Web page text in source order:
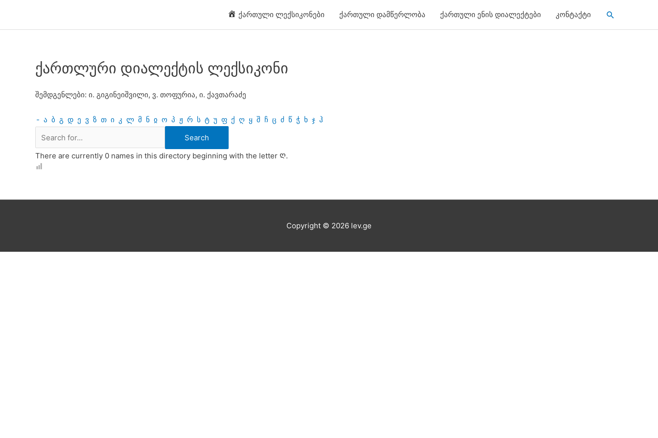
content
ქართული ლექსიკონები ქართული დამწერლობა ქართული ენის დიალექტები კონტაქტი Search
ქართლური დიალექტის ლექსიკონი
შემდგენლები: ი. გიგინეიშვილი, ვ. თოფურია, ი. ქავთარაძე
- ა ბ გ დ ე ვ ზ თ ი კ ლ მ ნ ჲ ო პ ჟ რ ს ტ უ ფ ქ ღ ყ შ ჩ ც ძ წ ჭ ხ ჯ ჰ
There are currently 0 names in this directory beginning with the letter Ღ.
Copyright © 2026 lev.ge